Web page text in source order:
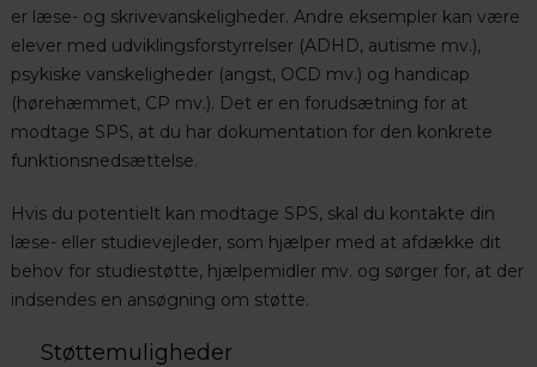
er læse- og skrivevanskeligheder. Andre eksempler kan være
elever med udviklingsforstyrrelser (ADHD, autisme mv.),
psykiske vanskeligheder (angst, OCD mv.) og handicap
(hørehæmmet, CP mv.). Det er en forudsætning for at
modtage SPS, at du har dokumentation for den konkrete
funktionsnedsættelse.
Hvis du potentielt kan modtage SPS, skal du kontakte din
læse- eller studievejleder, som hjælper med at afdække dit
behov for studiestøtte, hjælpemidler mv. og sørger for, at der
indsendes en ansøgning om støtte.
Støttemuligheder